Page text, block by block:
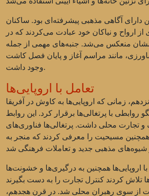
آگاهی مذهبی پیشرفته‌ای بود. ساکنان
ارواح و نیاکان خود عبادت می‌کردند که در
منعکس می‌شد. جنبه‌های مهمی از جمله
مانند مراسم آغاز و پایان فصل کاشت
وجود داشت.
تعامل با اروپایی‌ها
زمانی که اروپایی‌ها به کاوش در آفریقا
روابطی با پرتغالی‌ها برقرار کرد. این روابط
و تجارت محلی داشت. پرتغالی‌ها فناوری‌های
همچنین مسیحیت را معرفی کردند که منجر به
با اروپایی‌ها همچنین به درگیری‌ها و خشونت‌ها
تلاش کردند کنترل تجارت را به دست بگیرند
از سوی رهبران محلی شد. در قرن هجدهم،